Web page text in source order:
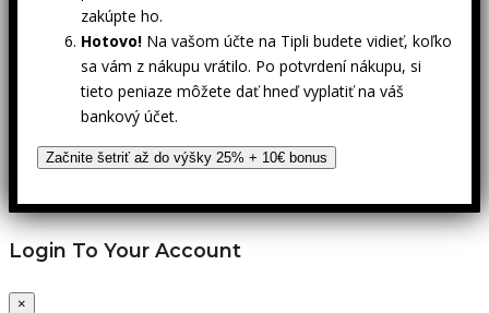
zakúpte ho.
Hotovo! Na vašom účte na Tipli budete vidieť, koľko
sa vám z nákupu vrátilo. Po potvrdení nákupu, si
tieto peniaze môžete dať hneď vyplatiť na váš
bankový účet.
Začnite šetriť až do výšky 25% + 10€ bonus
Login To Your Account
×